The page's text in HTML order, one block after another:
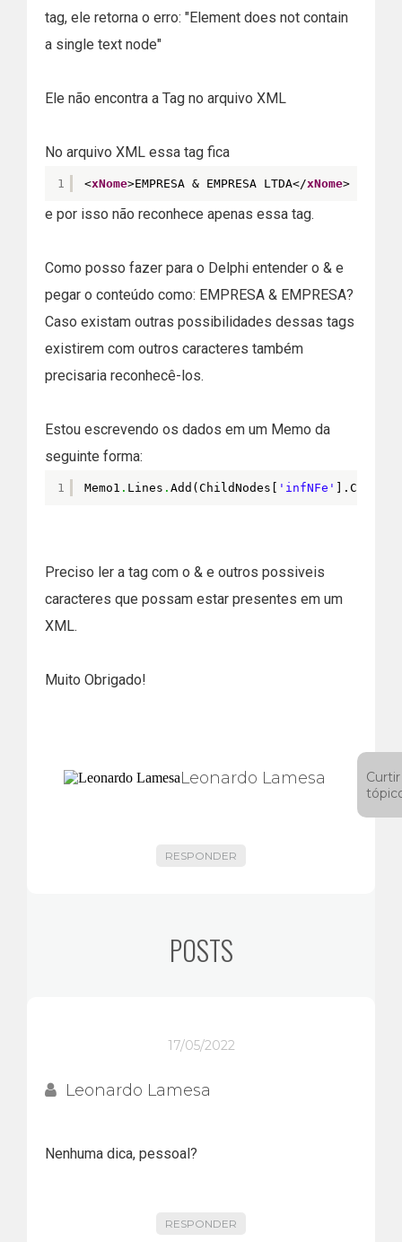
tag, ele retorna o erro: "Element does not contain
a single text node"
Ele não encontra a Tag no arquivo XML
No arquivo XML essa tag fica
1 <xNome>EMPRESA & EMPRESA LTDA</xNome>
e por isso não reconhece apenas essa tag.
Como posso fazer para o Delphi entender o & e
pegar o conteúdo como: EMPRESA & EMPRESA?
Caso existam outras possibilidades dessas tags
existirem com outros caracteres também
precisaria reconhecê-los.
Estou escrevendo os dados em um Memo da
seguinte forma:
1 Memo1 . Lines . Add(ChildNodes[ 'infNFe'
Preciso ler a tag com o & e outros possiveis
caracteres que possam estar presentes em um
XML.
Muito Obrigado!
Leonardo Lamesa
Curtir
RESPONDER
POSTS
17/05/2022
Leonardo Lamesa
Nenhuma dica, pessoal?
RESPONDER